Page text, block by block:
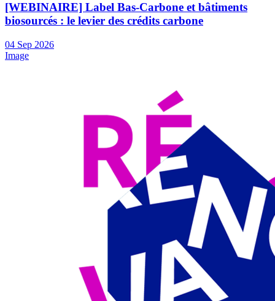
[WEBINAIRE] Label Bas-Carbone et bâtiments
biosourcés : le levier des crédits carbone
04 Sep 2026
Image